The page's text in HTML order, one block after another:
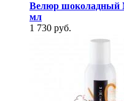
Велюр шоколадный
мл
1 730 руб.